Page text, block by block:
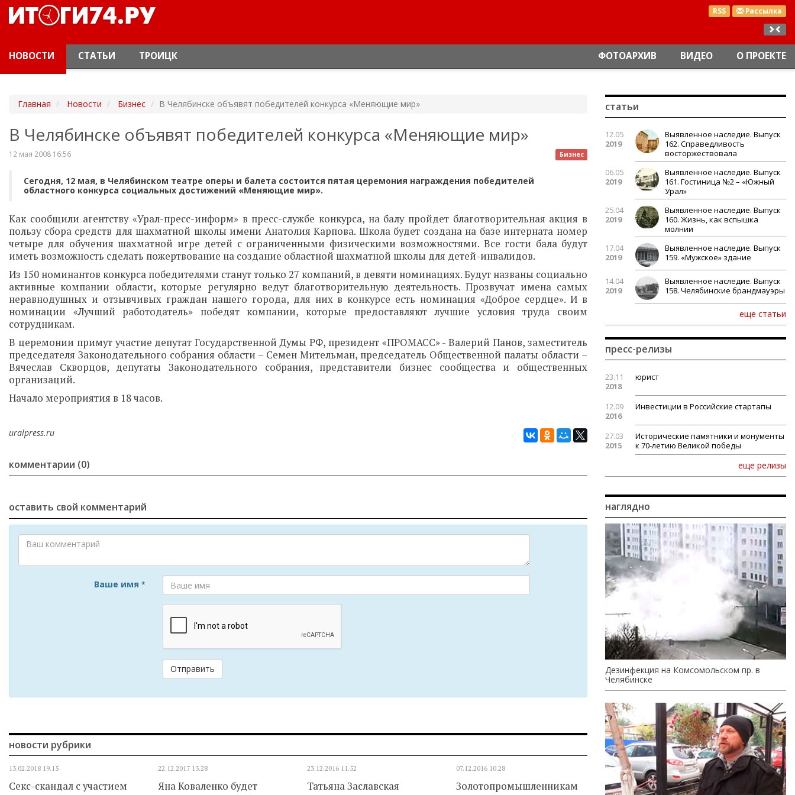
RSS Рассылка
НОВОСТИ СТАТЬИ ТРОИЦК ФОТОАРХИВ ВИДЕО О ПРОЕКТЕ
Главная Новости Бизнес В Челябинске объявят победителей конкурса «Меняющие мир»
В Челябинске объявят победителей конкурса «Меняющие мир»
Бизнес
12 мая 2008 16:56
Сегодня, 12 мая, в Челябинском театре оперы и балета состоится пятая церемония награждения победителей
областного конкурса социальных достижений «Меняющие мир».
Как сообщили агентству «Урал-пресс-информ» в пресс-службе конкурса, на балу пройдет благотворительная акция в
пользу сбора средств для шахматной школы имени Анатолия Карпова. Школа будет создана на базе интерната номер
четыре для обучения шахматной игре детей с ограниченными физическими возможностями. Все гости бала будут
иметь возможность сделать пожертвование на создание областной шахматной школы для детей-инвалидов.
Из 150 номинантов конкурса победителями станут только 27 компаний, в девяти номинациях. Будут названы социально
активные компании области, которые регулярно ведут благотворительную деятельность. Прозвучат имена самых
неравнодушных и отзывчивых граждан нашего города, для них в конкурсе есть номинация «Доброе сердце». И в
номинации «Лучший работодатель» победят компании, которые предоставляют лучшие условия труда своим
сотрудникам.
В церемонии примут участие депутат Государственной Думы РФ, президент «ПРОМАСС» - Валерий Панов, заместитель
председателя Законодательного собрания области – Семен Мительман, председатель Общественной палаты области –
Вячеслав Скворцов, депутаты Законодательного собрания, представители бизнес сообщества и общественных
организаций.
Начало мероприятия в 18 часов.
uralpress.ru
комментарии (0)
оставить свой комментарий
Ваше имя *
Отправить
новости рубрики
13.02.2018 19.15
Секс-скандал с участием
22.12.2017 13.28
Яна Коваленко будет
23.12.2016 11.52
Татьяна Заславская
07.12.2016 10.28
Золотопромышленникам
статьи
12.05
2019
Выявленное наследие. Выпуск
162. Справедливость
восторжествовала
06.05
2019
Выявленное наследие. Выпуск
161. Гостиница №2 – «Южный
Урал»
25.04
2019
Выявленное наследие. Выпуск
160. Жизнь, как вспышка
молнии
17.04
2019
Выявленное наследие. Выпуск
159. «Мужское» здание
14.04
2019
Выявленное наследие. Выпуск
158. Челябинские брандмауэры
еще статьи
пресс-релизы
23.11
2018
юрист
12.09
2016
Инвестиции в Российские стартапы
27.03
2015
Исторические памятники и монументы
к 70-летию Великой победы
еще релизы
наглядно
Дезинфекция на Комсомольском пр. в
Челябинске